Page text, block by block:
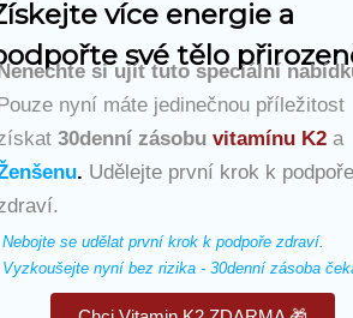
více energie a
své tělo
si ujít tuto speciální
nyní máte jedinečnou příležitost
30denní zásobu vitamínu K2a
. Udělejte první krok k podpoře
Nebojte se udělat první krok k podpoře zdraví.
Vyzkoušejte nyní bez rizika - 30denní zásoba